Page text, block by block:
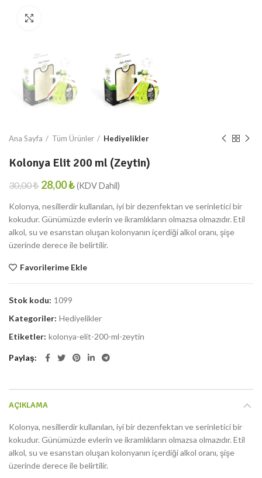
Ana Sayfa Tüm Ürünler Hediyelikler
Kolonya Elit 200 ml (Zeytin)
30,00₺ 28,00₺
Kolonya, nesillerdir kullanılan, iyi bir dezenfektan ve serinletici bir
kokudur. Günümüzde evlerin ve ikramlıkların olmazsa olmazıdır. Etil
alkol, su ve esanstan oluşan kolonyanın içerdiği alkol oranı, şişe
üzerinde derece ile belirtilir.
Favorilerime Ekle
Stok kodu: 1099
Kategoriler: Hediyelikler
Etiketler: kolonya-elit-200-ml-zeytin
Paylaş
AÇIKLAMA
Kolonya, nesillerdir kullanılan, iyi bir dezenfektan ve serinletici bir
kokudur. Günümüzde evlerin ve ikramlıkların olmazsa olmazıdır. Etil
alkol, su ve esanstan oluşan kolonyanın içerdiği alkol oranı, şişe
üzerinde derece ile belirtilir.